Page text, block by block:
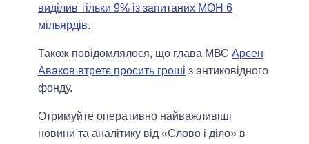
виділив тільки 9% із запитаних МОН 6
мільярдів.
Також повідомлялося, що глава МВС Арсен
Аваков втретє просить гроші з антиковідного
фонду.
Отримуйте оперативно найважливіші
новини та аналітику від «Слово і діло» в